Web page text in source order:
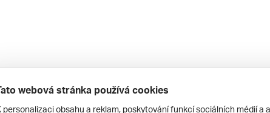
webová stránka používá cookies
personalizaci obsahu a reklam, poskytování funkcí sociálních médií a